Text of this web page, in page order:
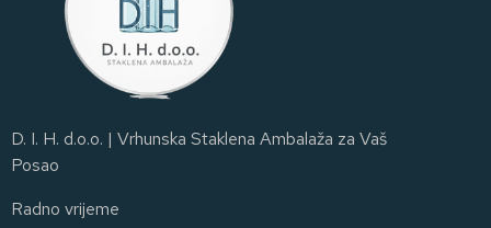
D. I. H. d.o.o. | Vrhunska Staklena Ambalaža za Vaš
Posao
Radno vrijeme